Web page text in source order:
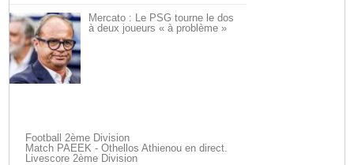
Mercato : Le PSG tourne le dos
à deux joueurs « à problème »
Football 2ème Division
Match PAEEK - Othellos Athienou en direct.
Livescore 2ème Division